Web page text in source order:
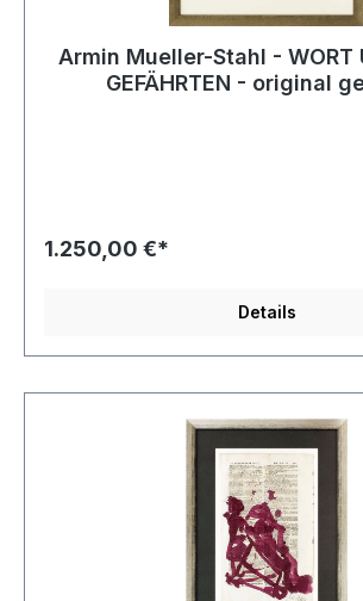
Armin Mueller-Stahl - WORT
GEFÄHRTEN - original
1.250,00 €*
Details